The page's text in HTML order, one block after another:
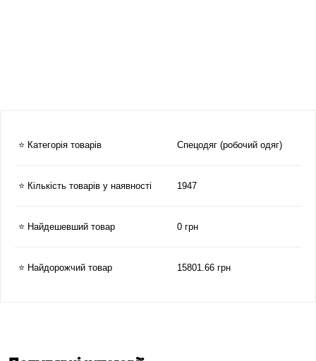
⭐ Категорія товарів Спецодяг (робочий одяг)
⭐ Кількість товарів у наявності 1947
⭐ Найдешевший товар 0 грн
⭐ Найдорожчий товар 15801.66 грн